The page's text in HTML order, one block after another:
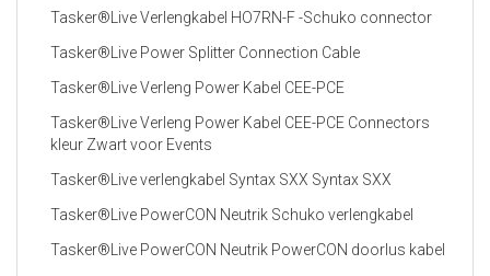
Tasker®Live Verlengkabel HO7RN-F -Schuko connector
Tasker®Live Power Splitter Connection Cable
Tasker®Live Verleng Power Kabel CEE-PCE
Tasker®Live Verleng Power Kabel CEE-PCE Connectors
kleur Zwart voor Events
Tasker®Live verlengkabel Syntax SXX Syntax SXX
Tasker®Live PowerCON Neutrik Schuko verlengkabel
Tasker®Live PowerCON Neutrik PowerCON doorlus kabel